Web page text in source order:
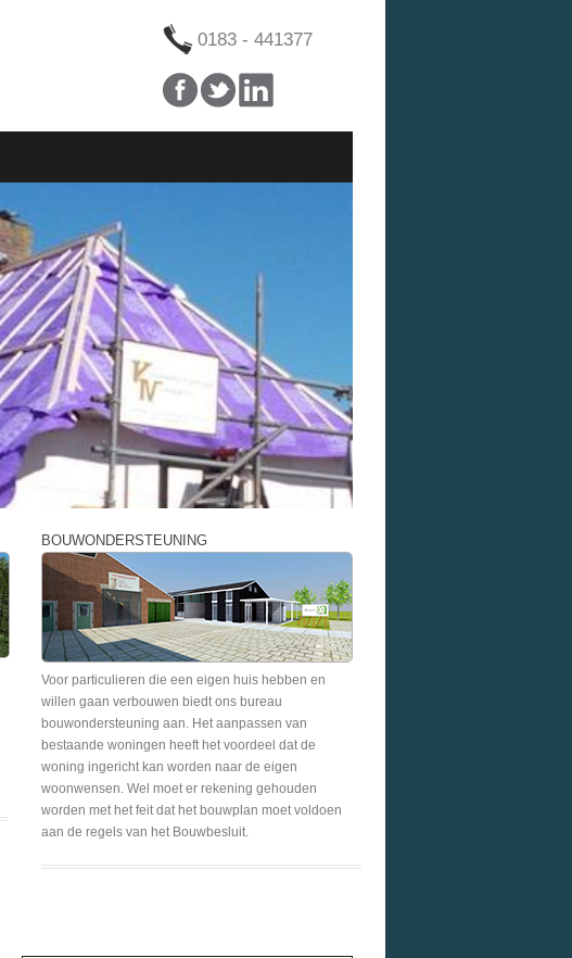
0183 - 441377
BOUWONDERSTEUNING
Voor particulieren die een eigen huis hebben en
willen gaan verbouwen biedt ons bureau
bouwondersteuning aan. Het aanpassen van
bestaande woningen heeft het voordeel dat de
woning ingericht kan worden naar de eigen
woonwensen. Wel moet er rekening gehouden
worden met het feit dat het bouwplan moet voldoen
aan de regels van het Bouwbesluit.